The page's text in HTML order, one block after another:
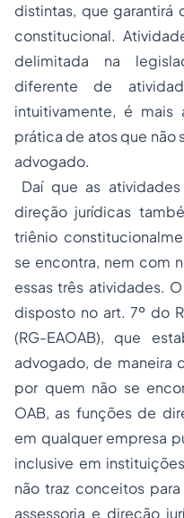
distintas, que garantirá
constitucional.
delimitada na
diferente de
intuitivamente, é mais
prática de atos que não
advogado.
Daí que as
direção jurídicas
triênio
se encontra, nem com
essas três atividades.
disposto no art. 7º do
(RG-EAOAB), que
advogado, de maneira
por quem não se
OAB, as funções de
em qualquer empresa
inclusive em
não traz conceitos
assessoria e direção